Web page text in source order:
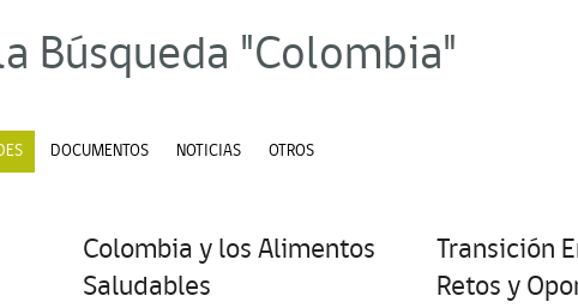
Búsqueda "Colombia"
DOCUMENTOS NOTICIAS OTROS
Colombia y los Alimentos
Saludables
Transición
Retos y